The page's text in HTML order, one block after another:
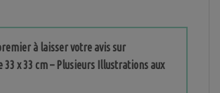
à laisser votre avis sur
33 x 33 cm – Plusieurs Illustrations aux